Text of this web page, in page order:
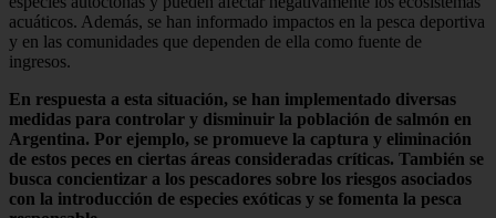
acuáticos. Además, se han informado impactos en la pesca deportiva
y en las comunidades que dependen de ella como fuente de
ingresos.
En respuesta a esta situación, se han implementado diversas
medidas para controlar y disminuir la población de salmón en
Argentina. Por ejemplo, se promueve la captura y eliminación
de estos peces en ciertas áreas consideradas críticas. También se
busca concientizar a los pescadores sobre los riesgos asociados
con la introducción de especies exóticas y se fomenta la pesca